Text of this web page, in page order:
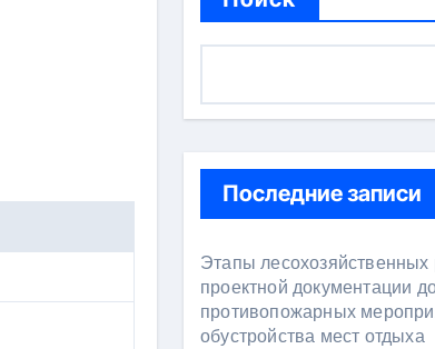
Последние записи
Этапы лесохозяйственных
проектной документации
противопожарных
обустройства мест отдыха